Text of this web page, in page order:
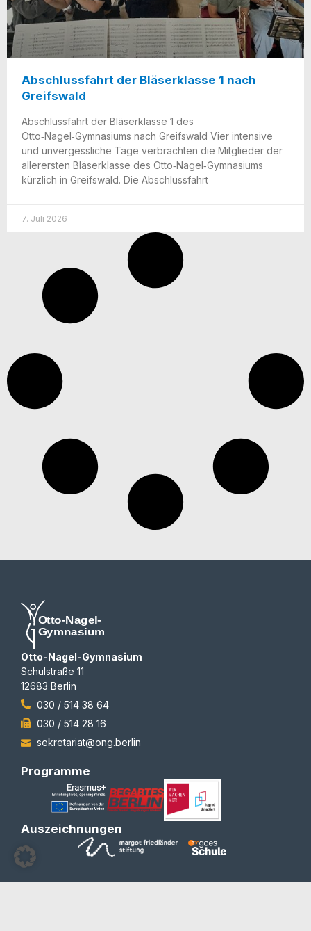
Abschlussfahrt der Bläserklasse 1 nach
Greifswald
Abschluss­fahrt der Blä­ser­klas­se 1 des
Otto‑Nagel‑Gymnasiums nach Greifs­wald Vier inten­si­ve
und unver­gess­li­che Tage ver­brach­ten die Mit­glie­der der
aller­ers­ten Blä­ser­klas­se des Otto‑Nagel‑Gymnasiums
kürz­lich in Greifs­wald. Die Abschlussfahrt
7. Juli 2026
Otto-Nagel-Gymnasium
Schulstraße 11
12683 Berlin
030 / 514 38 64
030 / 514 28 16
sekretariat@ong.berlin
Programme
Auszeichnungen